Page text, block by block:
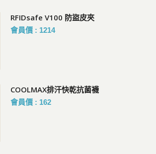
RFIDsafe V100 防盜皮夾
會員價 : 1214
COOLMAX排汗快乾抗菌襪
會員價 : 162